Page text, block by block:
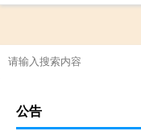
公告